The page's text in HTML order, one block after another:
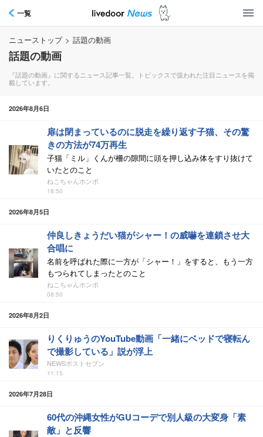
一覧
ニューストップ > 話題の動画
話題の動画
『話題の動画』に関するニュース記事一覧。トピックスで扱われた注目ニュースを掲
載しています。
2026年8月6日
扉は閉まっているのに脱走を繰り返す子猫、その驚
きの方法が74万再生
子猫「ミル」くんが柵の隙間に頭を押し込み体をすり抜けて
いたとのこと
ねこちゃんホンポ
18:50
2026年8月5日
仲良しきょうだい猫がシャー！の威嚇を連鎖させ大
合唱に
名前を呼ばれた際に一方が「シャー！」をすると、もう一方
もつられてしまったとのこと
ねこちゃんホンポ
08:50
2026年8月2日
りくりゅうのYouTube動画「一緒にベッドで寝転ん
で撮影している」説が浮上
NEWSポストセブン
11:15
2026年7月28日
60代の沖縄女性がGUコーデで別人級の大変身「素
敵」と反響